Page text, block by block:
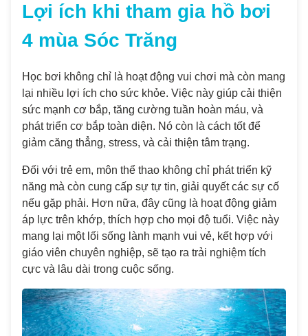
Lợi ích khi tham gia hồ bơi
4 mùa Sóc Trăng
Học bơi không chỉ là hoạt động vui chơi mà còn mang
lại nhiều lợi ích cho sức khỏe. Việc này giúp cải thiện
sức mạnh cơ bắp, tăng cường tuần hoàn máu, và
phát triển cơ bắp toàn diện. Nó còn là cách tốt để
giảm căng thẳng, stress, và cải thiện tâm trạng.
Đối với trẻ em, môn thể thao không chỉ phát triển kỹ
năng mà còn cung cấp sự tự tin, giải quyết các sự cố
nếu gặp phải. Hơn nữa, đây cũng là hoạt động giảm
áp lực trên khớp, thích hợp cho mọi độ tuổi. Việc này
mang lại một lối sống lành mạnh vui vẻ, kết hợp với
giáo viên chuyên nghiệp, sẽ tạo ra trải nghiệm tích
cực và lâu dài trong cuộc sống.